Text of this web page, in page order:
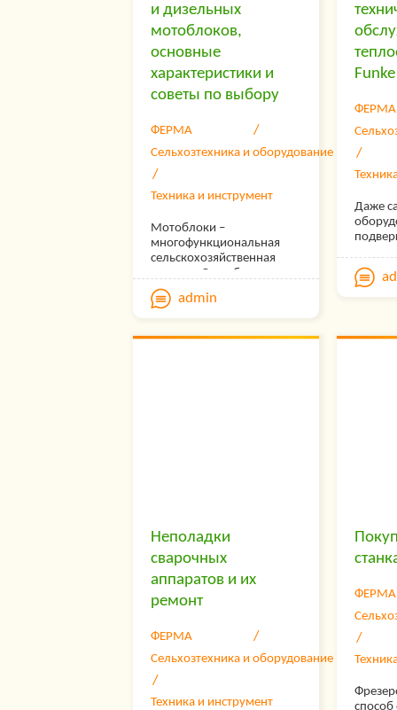
и дизельных
мотоблоков,
основные
характеристики и
советы по выбору
ФЕРМА
Сельхозтехника и оборудование
Техника и инструмент
Мотоблоки –
многофункциональная
сельскохозяйственная
техника. Она облегчает
рутинный труд на дачном
участке и в поле, а
многообразие
дополнительных
проблемой.
admin
Funke
ФЕРМА
Даже
работ
Неполадки
сварочных
аппаратов и их
ремонт
ФЕРМА
Сельхозтехника и оборудование
Техника и инструмент
ФЕРМА
способ